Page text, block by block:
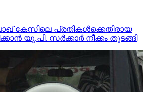
കേസിലെ പ്രതികള്‍ക്കെതിരായ
യു.പി. സര്‍ക്കാര്‍ നീക്കം തുടങ്ങി